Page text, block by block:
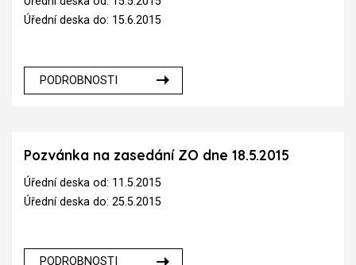
Úřední deska do: 15.6.2015
PODROBNOSTI
Pozvánka na zasedání ZO dne 18.5.2015
Úřední deska od: 11.5.2015
Úřední deska do: 25.5.2015
PODROBNOSTI